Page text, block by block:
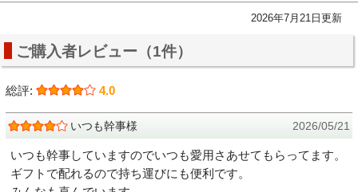
2026年7月21日更新
ご購入者レビュー（1件）
総評: 4.0
いつも幹事様 2026/05/21
いつも幹事していますのでいつも愛用さあせてもらってます。
ギフトで配れるので持ち運びにも便利です。